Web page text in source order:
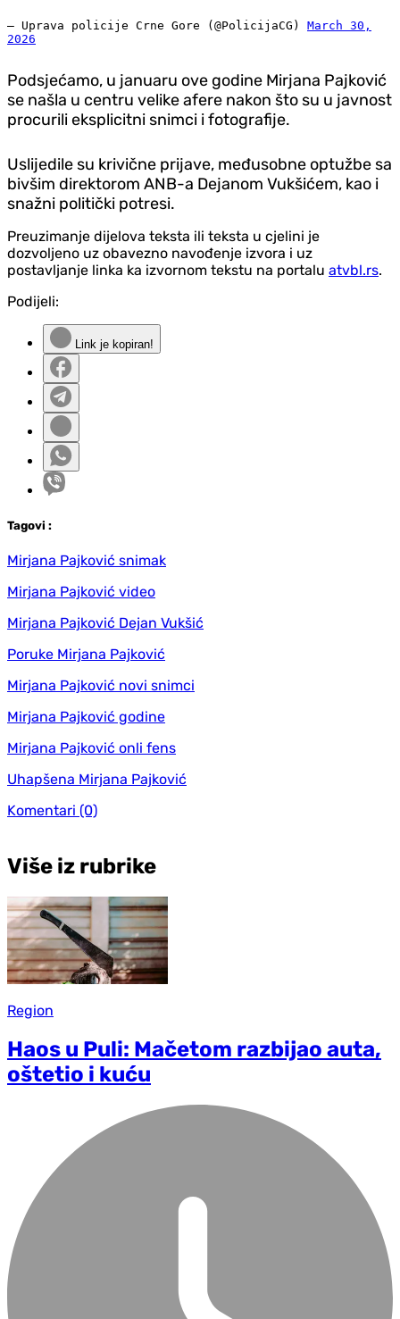
— Uprava policije Crne Gore (@PolicijaCG) March 30,
2026
Podsjećamo, u januaru ove godine Mirjana Pajković
se našla u centru velike afere nakon što su u javnost
procurili eksplicitni snimci i fotografije.
Uslijedile su krivične prijave, međusobne optužbe sa
bivšim direktorom ANB-a Dejanom Vukšićem, kao i
snažni politički potresi.
Preuzimanje dijelova teksta ili teksta u cjelini je
dozvoljeno uz obavezno navođenje izvora i uz
postavljanje linka ka izvornom tekstu na portalu atvbl.rs.
Podijeli:
Link je kopiran!
Tagovi :
Mirjana Pajković snimak
Mirjana Pajković video
Mirjana Pajković Dejan Vukšić
Poruke Mirjana Pajković
Mirjana Pajković novi snimci
Mirjana Pajković godine
Mirjana Pajković onli fens
Uhapšena Mirjana Pajković
Komentari (0)
Više iz rubrike
Region
Haos u Puli: Mačetom razbijao auta,
oštetio i kuću